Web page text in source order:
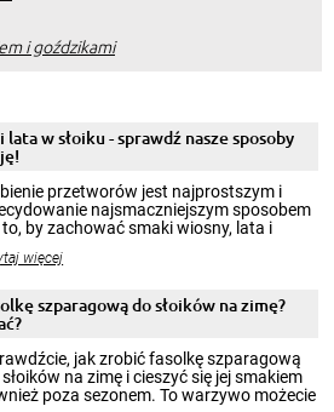
i goździkami
w słoiku - sprawdź nasze sposoby
przetworów jest najprostszym i
najsmaczniejszym sposobem
to, by zachować smaki wiosny, lata i
by cieszyć nimi oko w sezonie
poczuć atmosferę cieplejszych
Przygotowanie słoików ze
zawartością musi obejmować
które pozwolą zachować świeżość
więcej
szparagową do słoików na zimę?
jak zrobić fasolkę szparagową
na zimę i cieszyć się jej smakiem
poza sezonem. To warzywo możecie